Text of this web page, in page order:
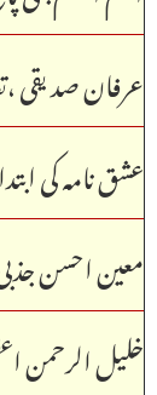
عرفان صدیقی
عشق نامہ کی
معین احسن
خلیل الرحمن